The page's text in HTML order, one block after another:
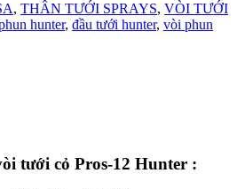
, THÂN TƯỚI SPRAYS, VÒI TƯỚI
hunter, đầu tưới hunter, vòi phun
tưới cỏ Pros-12 Hunter :